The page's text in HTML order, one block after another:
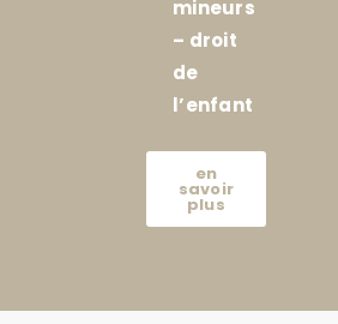
mineurs
– droit
de
l’enfant
en
savoir
plus